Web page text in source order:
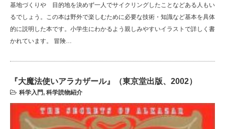
基地づくりや 目的地を決めず一人でサイクリングしたことなどある人もい
るでしょう。この本は野外で楽しむために必要な技術・知識など基本を具体
的に説明した本です。小学生にわかるよう親しみやすいイラストで詳しく書
かれています。 冒険…
『大魔法使いアラカザール』（東京堂出版、2002）
科学入門, 科学読物紹介